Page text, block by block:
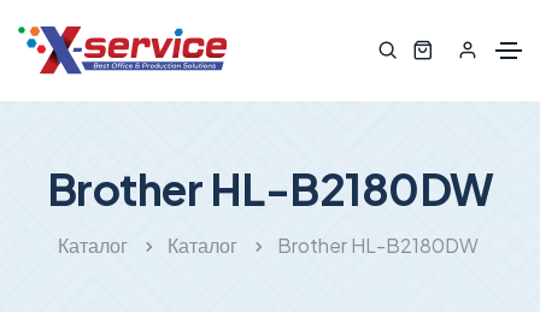
Brother HL-B2180DW
Каталог Каталог Brother HL-B2180DW